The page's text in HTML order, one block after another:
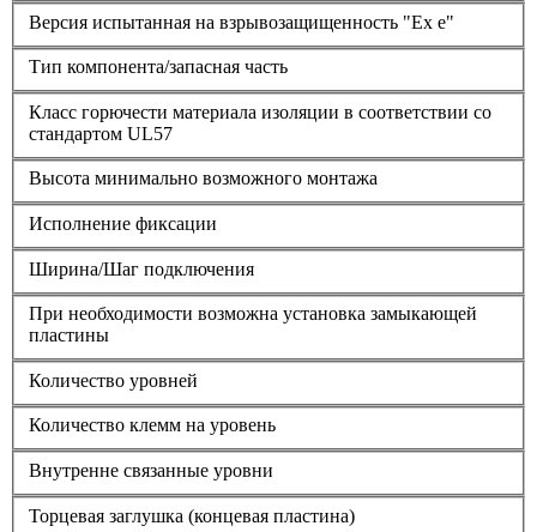
Версия испытанная на взрывозащищенность "Ex е"
Тип компонента/запасная часть
Класс горючести материала изоляции в соответствии со
стандартом UL57
Высота минимально возможного монтажа
Исполнение фиксации
Ширина/Шаг подключения
При необходимости возможна установка замыкающей
пластины
Количество уровней
Количество клемм на уровень
Внутренне связанные уровни
Торцевая заглушка (концевая пластина)